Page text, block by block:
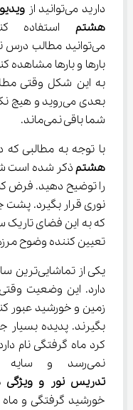
دارید می‌توانید از
هشتم
می‌توانید مطالب
بارها و بارها مشاهده
به این شکل وقتی
بعدی می‌روید و
شما باقی نمی‌ماند.
با توجه به مطالبی که
هشتم
را توضیح دهید. فرض
تعیین کننده وضوح
زمین و خورشید عبور
کرد ماه گرفتگی نام
نمی‌رسد و سایه ماه روی زمین می‌افتد. معلم در هنگام
تدریس نور و ویژگی ‌های آن علوم هشتم
خورشید گرفتگی و